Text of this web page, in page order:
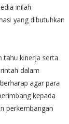
inilah
yang dibutuhkan
tahu kinerja serta
dalam
agar para
kepada
perkembangan